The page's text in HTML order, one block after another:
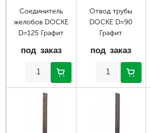
Соединитель
желобов DOCKE
D=125 Графит
под заказ
Отвод трубы
DOCKE D=90
Графит
под заказ
Страницы